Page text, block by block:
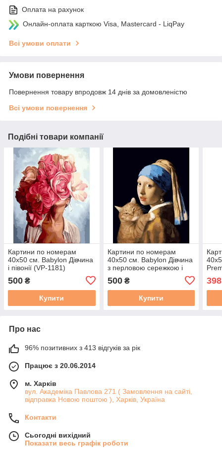
Оплата на рахунок
Онлайн-оплата карткою Visa, Mastercard - LiqPay
Всі умови оплати
Умови повернення
Повернення товару впродовж 14 днів за домовленістю
Всі умови повернення
Подібні товари компанії
Картини по номерам
40х50 см. Babylon Дівчина
і півонії (VP-1181)
500 ₴
Купити
Картини по номерам
40х50 см. Babylon Дівчина
з перловою сережкою і
500₴
Купити
398
Про нас
96% позитивних з 413 відгуків за рік
Працює з 20.06.2014
м. Харків
вул. Академіка Павлова 271 ( Замовлення на сайті,
відправка Новою поштою ), Харків, Україна
Контакти
Сьогодні вихідний
Показати весь графік роботи